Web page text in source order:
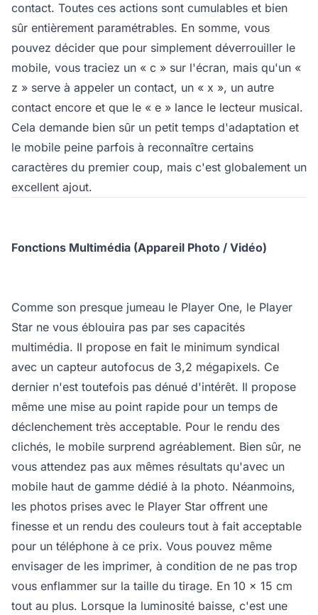
contact. Toutes ces actions sont cumulables et bien
sûr entièrement paramétrables. En somme, vous
pouvez décider que pour simplement déverrouiller le
mobile, vous traciez un « c » sur l'écran, mais qu'un «
z » serve à appeler un contact, un « x », un autre
contact encore et que le « e » lance le lecteur musical.
Cela demande bien sûr un petit temps d'adaptation et
le mobile peine parfois à reconnaître certains
caractères du premier coup, mais c'est globalement un
excellent ajout.
Fonctions Multimédia (Appareil Photo / Vidéo)
Comme son presque jumeau le Player One, le Player
Star ne vous éblouira pas par ses capacités
multimédia. Il propose en fait le minimum syndical
avec un capteur autofocus de 3,2 mégapixels. Ce
dernier n'est toutefois pas dénué d'intérêt. Il propose
même une mise au point rapide pour un temps de
déclenchement très acceptable. Pour le rendu des
clichés, le mobile surprend agréablement. Bien sûr, ne
vous attendez pas aux mêmes résultats qu'avec un
mobile haut de gamme dédié à la photo. Néanmoins,
les photos prises avec le Player Star offrent une
finesse et un rendu des couleurs tout à fait acceptable
pour un téléphone à ce prix. Vous pouvez même
envisager de les imprimer, à condition de ne pas trop
vous enflammer sur la taille du tirage. En 10 x 15 cm
tout au plus. Lorsque la luminosité baisse, c'est une